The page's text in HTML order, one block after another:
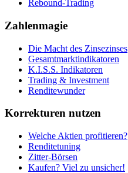
Rebound-Trading
Zahlenmagie
Die Macht des Zinsezinses
Gesamtmarktindikatoren
K.I.S.S. Indikatoren
Trading & Investment
Renditewunder
Korrekturen nutzen
Welche Aktien profitieren?
Renditetuning
Zitter-Börsen
Kaufen? Viel zu unsicher!